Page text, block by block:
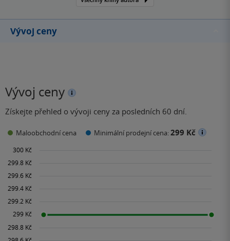
Vývoj ceny
Vývoj ceny
Získejte přehled o vývoji ceny za posledních 60 dní.
Maloobchodní cena Minimální prodejní cena:299 Kč